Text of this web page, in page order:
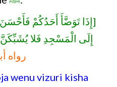
[إِذَا تَوَضَّأَ أَحَدُكُمْ
إِلَى الْمَسْجِدِ فَلا
رواه
wenu vizuri kisha